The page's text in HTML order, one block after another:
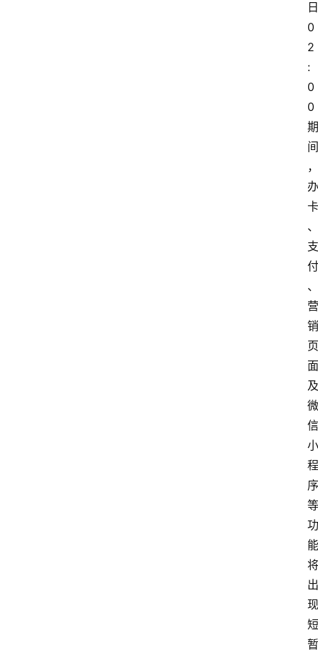
日
0
2
:
0
0
期
间
，
办
卡
、
支
付
、
营
销
页
面
及
微
信
小
程
序
等
功
能
将
出
现
短
暂